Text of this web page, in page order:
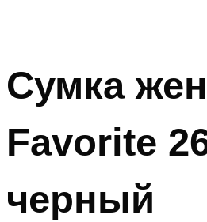
Сумка
Favorite
черный